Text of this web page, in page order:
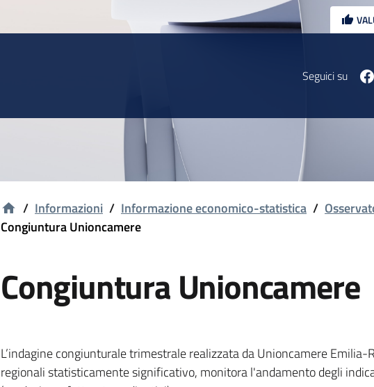
Seguici su
/ Informazioni / Informazione economico-statistica /
Congiuntura Unioncamere
Congiuntura Unioncamere
L’indagine congiunturale trimestrale realizzata da Unioncamere
regionali statisticamente significativo, monitora l'andamento degli